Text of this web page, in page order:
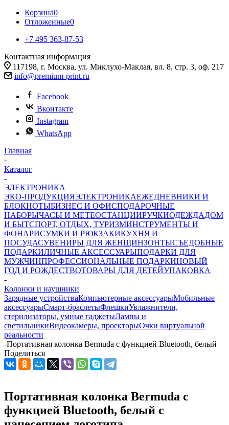
Корзина0
Отложенные0
+7 495 363-87-53
Контактная информация
117198, г. Москва, ул. Миклухо-Маклая, вл. 8, стр. 3, оф. 217
info@premium-print.ru
Facebook
Вконтакте
Instagram
WhatsApp
Главная
-
Каталог
-
ЭЛЕКТРОНИКА
ЭКО-ПРОДУКЦИЯЭЛЕКТРОНИКАЕЖЕДНЕВНИКИ И
БЛОКНОТЫБИЗНЕС И ОФИСПОДАРОЧНЫЕ
НАБОРЫЧАСЫ И МЕТЕОСТАНЦИИРУЧКИОДЕЖДАДОМ
И БЫТСПОРТ, ОТДЫХ, ТУРИЗМИНСТРУМЕНТЫ И
ФОНАРИСУМКИ И РЮКЗАКИКУХНЯ И
ПОСУДАСУВЕНИРЫ ДЛЯ ЖЕНЩИНЗОНТЫСЪЕДОБНЫЕ
ПОДАРКИЛИЧНЫЕ АКСЕССУАРЫПОДАРКИ ДЛЯ
МУЖЧИНПРОФЕССИОНАЛЬНЫЕ ПОДАРКИНОВЫЙ
ГОД И РОЖДЕСТВОТОВАРЫ ДЛЯ ДЕТЕЙУПАКОВКА
-
Колонки и наушники
Зарядные устройстваКомпьютерные аксессуарыМобильные
аксессуарыСмарт-браслетыФлешкиУвлажнители,
стерилизаторы, умные гаджетыЛампы и
светильникиВидеокамеры, проекторыОчки виртуальной
реальности
-Портативная колонка Bermuda с функцией Bluetooth, белый
Поделиться
Портативная колонка Bermuda с
функцией Bluetooth, белый с